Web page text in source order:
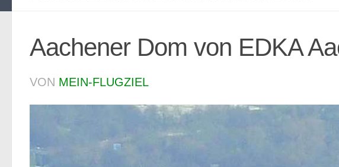
Aachener Dom von EDKA
VON MEIN-FLUGZIEL